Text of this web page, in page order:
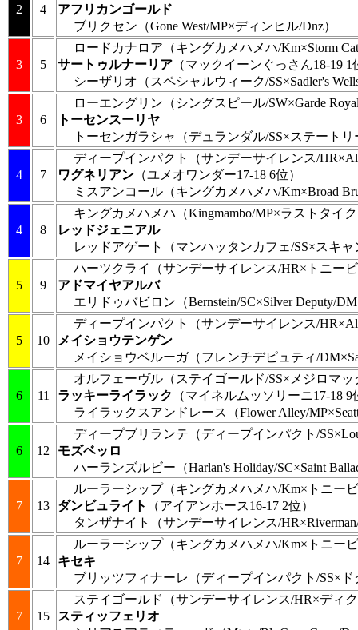
2 4
アフリカンゴールド
ブリクセン （Gone West/MP×ディンヒル/Dnz）
3 5
ロードカナロア （キングカメハメハ/Km×Storm
サートゥルナーリア （マックイーンぐっさん18-19 1
シーザリオ （スペシャルウィーク/SS×Sadler's
3 6
ローエングリン （シングスピール/SW×Garde
トーセンスーリヤ
トーセンガラシャ
（デュランダル/SS×ステート
4 7
ディープインパクト
（サンデーサイレンス/
ワグネリアン （ユメオワンダー17-18 6位）
ミスアンコール （キングカメハメハ/Km×Broad
4 8
キングカメハメハ （Kingmambo/MP×ラストタイ
レッドジェニアル
レッドアゲート
（マンハッタンカフェ/SS×スキ
5 9
ハーツクライ
（サンデーサイレンス/HR×トニー
アドマイヤアルバ
エリドゥバビロン （Bernstein/SC×Silver Deputy/
5 10
ディープインパクト
（サンデーサイレンス/
メイショウテンゲン
メイショウベルーガ（フレンチデピュティ/
6 11
オルフェーヴル （ステイゴールド/SS×メジロマ
ラッキーライラック
（マイネルムッソリーニ17-18 9
ライラックスアンドレース
（Flower Alley/
6 12
ディープブリランテ （ディープインパクト/
モズベッロ
ハーランズルビー （Harlan's Holiday/SC×Saint
7 13
ルーラーシップ（キングカメハメハ/Km×トニー
ダンビュライト
（アイアンホース16-17 2位）
タンザナイト
（サンデーサイレンス/
7 14
ルーラーシップ（キングカメハメハ/Km×トニー
キセキ
ブリッツフィナーレ
（ディープインパクト/SS×
7 15
ステイゴールド
（サンデーサイレンス/HR×ディ
スティッフェリオ